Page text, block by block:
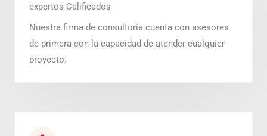
expertos Calificados
Nuestra firma de consultoría cuenta con asesores
de primera con la capacidad de atender cualquier
proyecto.